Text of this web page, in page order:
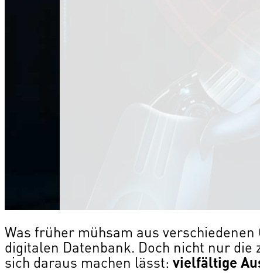
Was früher mühsam aus
digitalen Datenbank. Doch nicht nur
sich daraus machen lässt: vielfältige